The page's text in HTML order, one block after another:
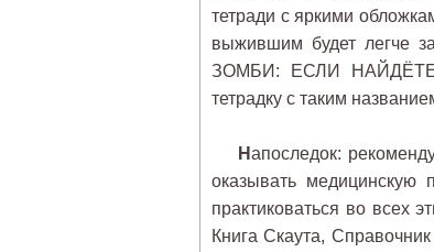
тетради с яркими
выжившим будет легче
ЗОМБИ: ЕСЛИ НАЙДЁТЕ -
тетрадку с таким
Напоследок:
оказывать
практиковаться во всех
Книга Скаута,